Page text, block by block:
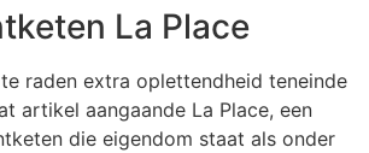
La Place
raden extra oplettendheid teneinde
artikel aangaande La Place, een
die eigendom staat als onder